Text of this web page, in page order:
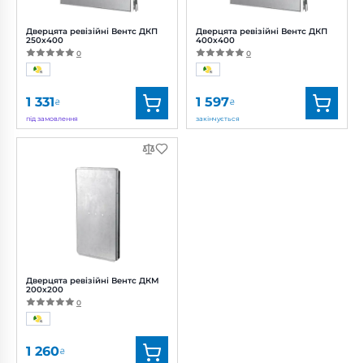
Дверцята ревізійні Вентс ДКП
250x400
0
1 331₴
під замовлення
Вентс
Артикул: 0000224862
Дверцята ревізійні Вентс ДКП
400x400
0
1 597₴
закінчується
Дверцята ревізійні Вентс ДКМ
200х200
0
1 260₴